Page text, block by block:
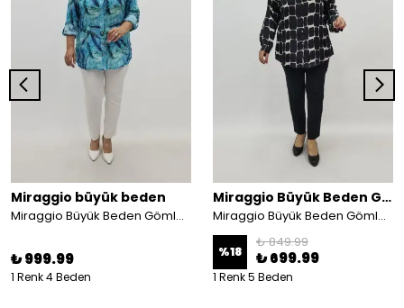
Miraggio büyük beden
Miraggio Büyük Beden Gömlek 99748 TURKUAZ
₺ 999.99
1 Renk 4 Beden
Miraggio Büyük Beden Gömlek
Miraggio Büyük Beden Gömlek 99251 SİYAH
%18
₺ 849.99
₺ 699.99
1 Renk 5 Beden